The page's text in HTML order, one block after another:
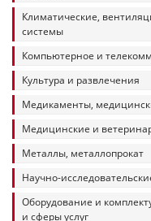
Климатические,
системы
Компьютерное и
Культура и развлечения
Медикаменты,
Медицинские и
Металлы, металлопрокат
Научно-
Оборудование и
и сферы услуг